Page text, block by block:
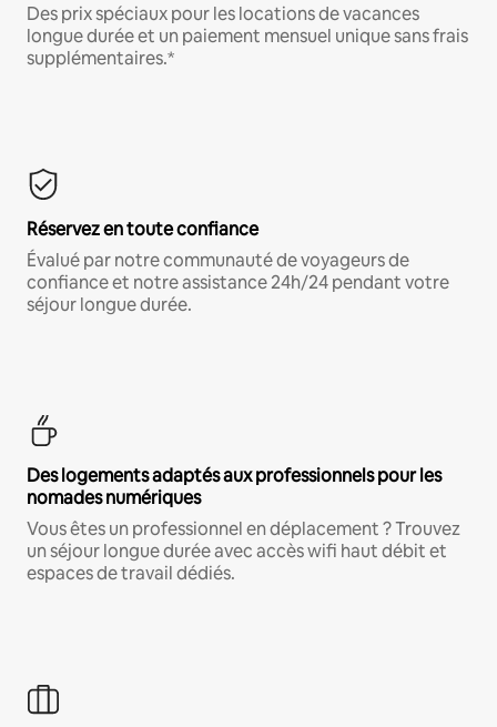
Des prix spéciaux pour les locations de vacances
longue durée et un paiement mensuel unique sans frais
supplémentaires.*
Réservez en toute confiance
Évalué par notre communauté de voyageurs de
confiance et notre assistance 24h/24 pendant votre
séjour longue durée.
Des logements adaptés aux professionnels pour les
nomades numériques
Vous êtes un professionnel en déplacement ? Trouvez
un séjour longue durée avec accès wifi haut débit et
espaces de travail dédiés.